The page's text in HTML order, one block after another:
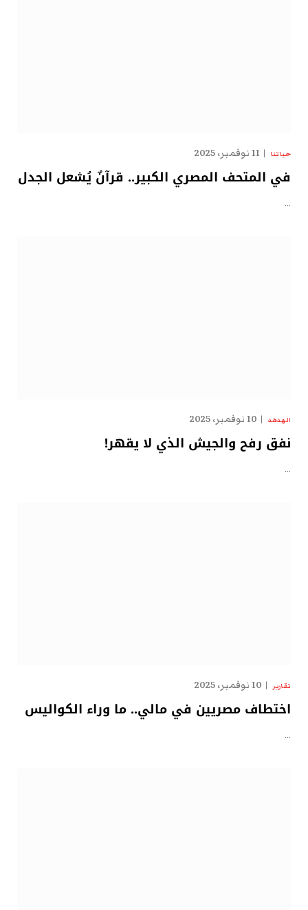
حياتنا 11 نوفمبر، 2025
في المتحف المصري الكبير.. قرآنٌ يُشعل الجدل
…
الهدهد 10 نوفمبر، 2025
نفق رفح والجيش الذي لا يقهر!
…
تقارير 10 نوفمبر، 2025
اختطاف مصريين في مالي.. ما وراء الكواليس
…